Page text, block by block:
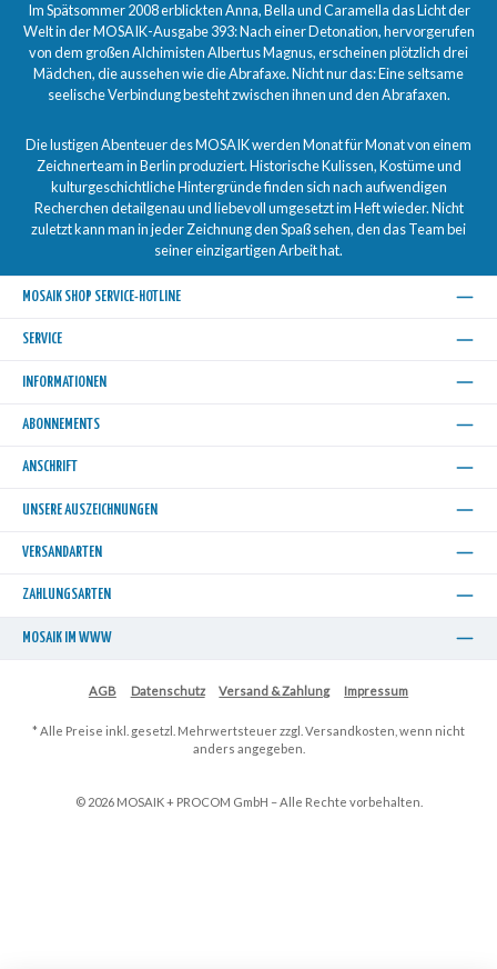
Im Spätsommer 2008 erblickten Anna, Bella und Caramella das Licht der
Welt in der MOSAIK-Ausgabe 393: Nach einer Detonation, hervorgerufen
von dem großen Alchimisten Albertus Magnus, erscheinen plötzlich drei
Mädchen, die aussehen wie die Abrafaxe. Nicht nur das: Eine seltsame
seelische Verbindung besteht zwischen ihnen und den Abrafaxen.
Die lustigen Abenteuer des MOSAIK werden Monat für Monat von einem
Zeichnerteam in Berlin produziert. Historische Kulissen, Kostüme und
kulturgeschichtliche Hintergründe finden sich nach aufwendigen
Recherchen detailgenau und liebevoll umgesetzt im Heft wieder. Nicht
zuletzt kann man in jeder Zeichnung den Spaß sehen, den das Team bei
seiner einzigartigen Arbeit hat.
MOSAIK SHOP SERVICE-HOTLINE
SERVICE
INFORMATIONEN
ABONNEMENTS
ANSCHRIFT
UNSERE AUSZEICHNUNGEN
VERSANDARTEN
ZAHLUNGSARTEN
MOSAIK IM WWW
AGB Datenschutz Versand & Zahlung Impressum
* Alle Preise inkl. gesetzl. Mehrwertsteuer zzgl. Versandkosten , wenn nicht
anders angegeben.